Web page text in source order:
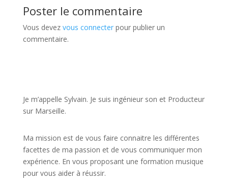
Poster le commentaire
Vous devez vous connecterpour publier un
commentaire.
Je m’appelle Sylvain. Je suis ingénieur son et Producteur
sur Marseille.
Ma mission est de vous faire connaitre les différentes
facettes de ma passion et de vous communiquer mon
expérience. En vous proposant une formation musique
pour vous aider à réussir.